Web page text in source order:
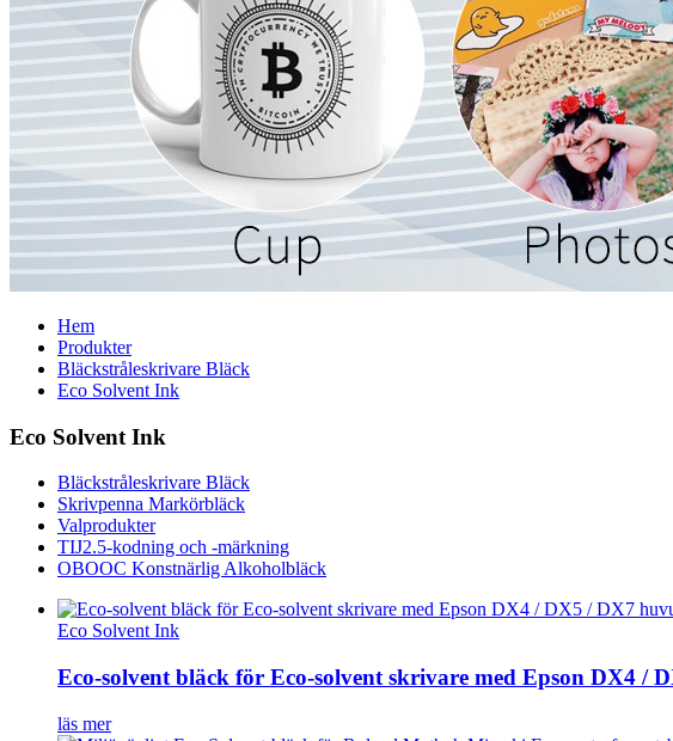
Hem
Produkter
Bläckstråleskrivare Bläck
Eco Solvent Ink
Eco Solvent Ink
Bläckstråleskrivare Bläck
Skrivpenna Markörbläck
Valprodukter
TIJ2.5-kodning och -märkning
OBOOC Konstnärlig Alkoholbläck
Eco Solvent Ink
Eco-solvent bläck för Eco-solvent skrivare med Epson DX4 /
läs mer